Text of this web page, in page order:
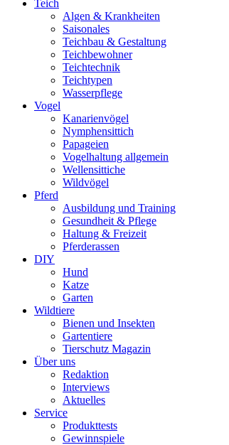
Teich
Algen & Krankheiten
Saisonales
Teichbau & Gestaltung
Teichbewohner
Teichtechnik
Teichtypen
Wasserpflege
Vogel
Kanarienvögel
Nymphensittich
Papageien
Vogelhaltung allgemein
Wellensittiche
Wildvögel
Pferd
Ausbildung und Training
Gesundheit & Pflege
Haltung & Freizeit
Pferderassen
DIY
Hund
Katze
Garten
Wildtiere
Bienen und Insekten
Gartentiere
Tierschutz Magazin
Über uns
Redaktion
Interviews
Aktuelles
Service
Produkttests
Gewinnspiele